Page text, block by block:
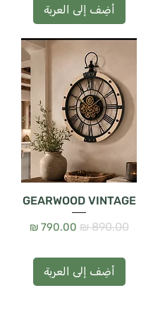
أضِف إلى العربة
GEARWOOD VINTAGE
سعر عادي‏890.00 ₪ سعر البيع
أضِف إلى العربة